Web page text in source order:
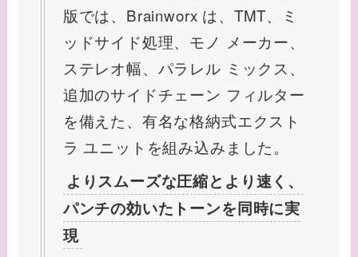
版では、Brainworx は、TMT、ミ
ッドサイド処理、モノ メーカー、
ステレオ幅、パラレル ミックス、
追加のサイドチェーン フィルター
を備えた、有名な格納式エクスト
ラ ユニットを組み込みました。
よりスムーズな圧縮とより速く、
パンチの効いたトーンを同時に実
現